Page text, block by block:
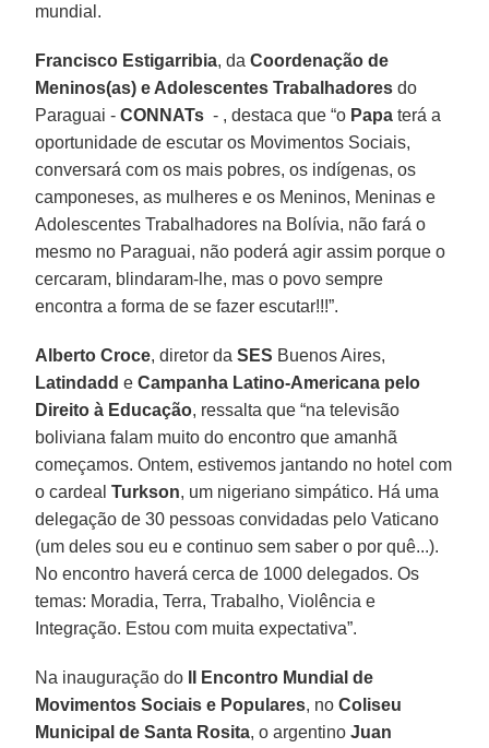
mundial.
Francisco Estigarribia, daCoordenação de
Meninos(as) e Adolescentes Trabalhadores do
Paraguai -CONNATs - , destaca que “o Papa terá a
oportunidade de escutar os Movimentos Sociais,
conversará com os mais pobres, os indígenas, os
camponeses, as mulheres e os Meninos, Meninas e
Adolescentes Trabalhadores na Bolívia, não fará o
mesmo no Paraguai, não poderá agir assim porque o
cercaram, blindaram-lhe, mas o povo sempre
encontra a forma de se fazer escutar!!!”.
Alberto Croce, diretor daSES Buenos Aires,
Latindadd eCampanha Latino-Americana pelo
Direito à Educação, ressalta que “na televisão
boliviana falam muito do encontro que amanhã
começamos. Ontem, estivemos jantando no hotel com
o cardealTurkson, um nigeriano simpático. Há uma
delegação de 30 pessoas convidadas pelo Vaticano
(um deles sou eu e continuo sem saber o por quê...).
No encontro haverá cerca de 1000 delegados. Os
temas: Moradia, Terra, Trabalho, Violência e
Integração. Estou com muita expectativa”.
Na inauguração do
II Encontro Mundial de
Movimentos Sociais e Populares, noColiseu
Municipal de Santa Rosita, o argentinoJuan